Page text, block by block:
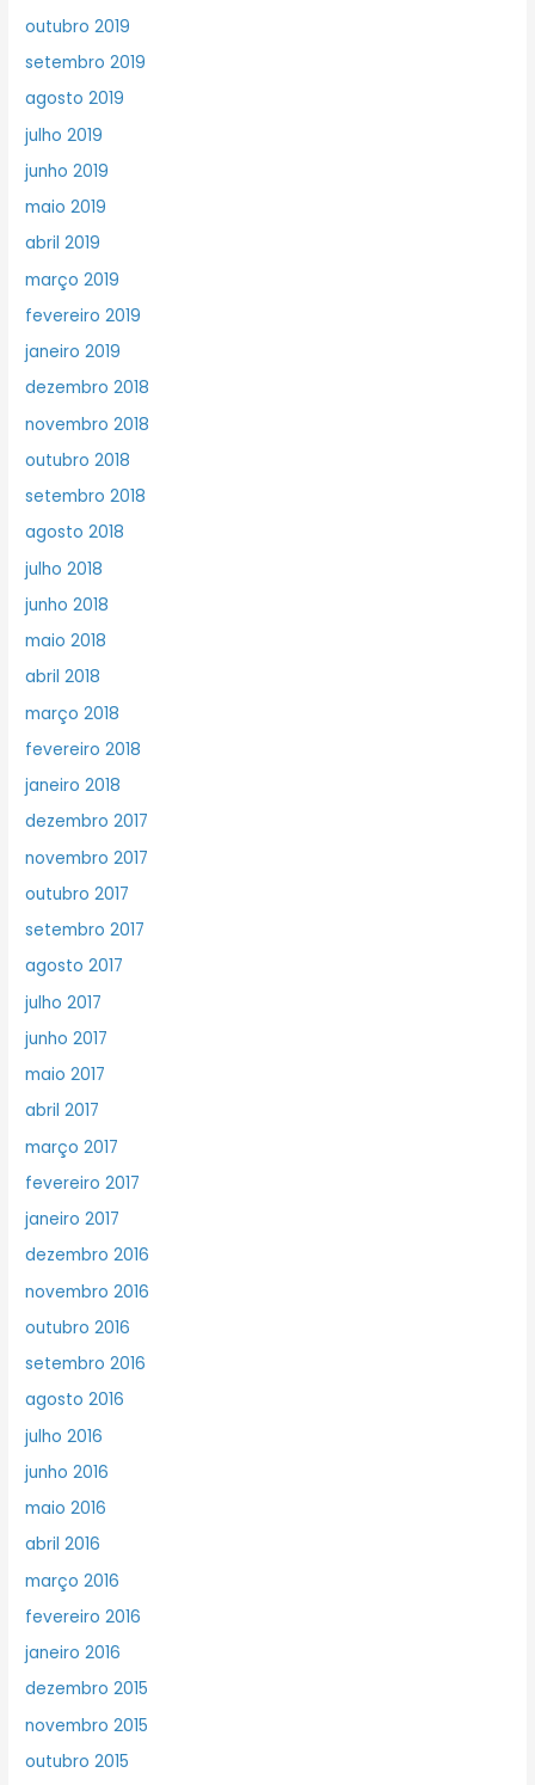
outubro 2019
setembro 2019
agosto 2019
julho 2019
junho 2019
maio 2019
abril 2019
março 2019
fevereiro 2019
janeiro 2019
dezembro 2018
novembro 2018
outubro 2018
setembro 2018
agosto 2018
julho 2018
junho 2018
maio 2018
abril 2018
março 2018
fevereiro 2018
janeiro 2018
dezembro 2017
novembro 2017
outubro 2017
setembro 2017
agosto 2017
julho 2017
junho 2017
maio 2017
abril 2017
março 2017
fevereiro 2017
janeiro 2017
dezembro 2016
novembro 2016
outubro 2016
setembro 2016
agosto 2016
julho 2016
junho 2016
maio 2016
abril 2016
março 2016
fevereiro 2016
janeiro 2016
dezembro 2015
novembro 2015
outubro 2015